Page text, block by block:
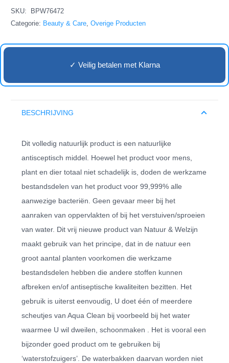
SKU:
BPW76472
Categorie: Beauty & Care, Overige Producten
✓ Veilig betalen met Klarna
BESCHRIJVING
Dit volledig natuurlijk product is een natuurlijke
antisceptisch middel. Hoewel het product voor mens,
plant en dier totaal niet schadelijk is, doden de werkzame
bestandsdelen van het product voor 99,999% alle
aanwezige bacteriën. Geen gevaar meer bij het
aanraken van oppervlakten of bij het verstuiven/sproeien
van water. Dit vrij nieuwe product van Natuur & Welzijn
maakt gebruik van het principe, dat in de natuur een
groot aantal planten voorkomen die werkzame
bestandsdelen hebben die andere stoffen kunnen
afbreken en/of antiseptische kwaliteiten bezitten. Het
gebruik is uiterst eenvoudig, U doet één of meerdere
scheutjes van Aqua Clean bij voorbeeld bij het water
waarmee U wil dweilen, schoonmaken . Het is vooral een
bijzonder goed product om te gebruiken bij
‘waterstofzuigers’. De waterbakken daarvan worden niet